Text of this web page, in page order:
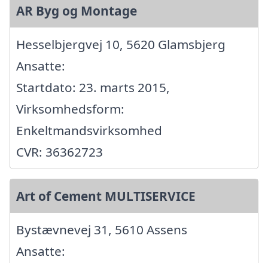
AR Byg og Montage
Hesselbjergvej 10, 5620 Glamsbjerg
Ansatte:
Startdato: 23. marts 2015,
Virksomhedsform:
Enkeltmandsvirksomhed
CVR: 36362723
Art of Cement MULTISERVICE
Bystævnevej 31, 5610 Assens
Ansatte: